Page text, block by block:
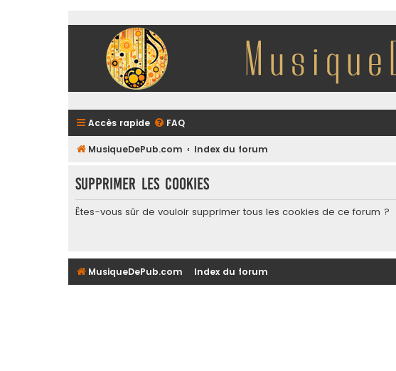
Accès rapide FAQ
MusiqueDePub.com Index du forum
Supprimer les cookies
Êtes-vous sûr de vouloir supprimer tous les cookies de ce forum ?
MusiqueDePub.com Index du forum